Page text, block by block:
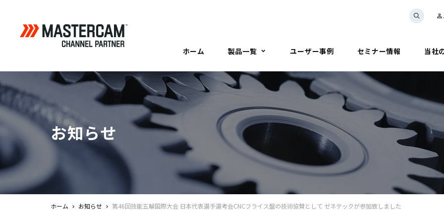
person_outline
ホーム 製品一覧 ユーザー事例 セミナー情報 当社
お知らせ
ホーム お知らせ 第46回技能五輪国際大会 日本代表選手選考会CNCフライス盤の技術協賛として ゼネテックが参加致しました